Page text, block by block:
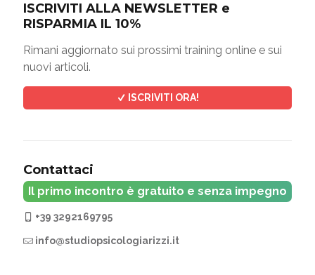
ISCRIVITI ALLA NEWSLETTER e
RISPARMIA IL 10%
Rimani aggiornato sui prossimi training online e sui
nuovi articoli.
ISCRIVITI ORA!
Contattaci
Il primo incontro è gratuito e senza impegno
+39 3292169795
info@studiopsicologiarizzi.it